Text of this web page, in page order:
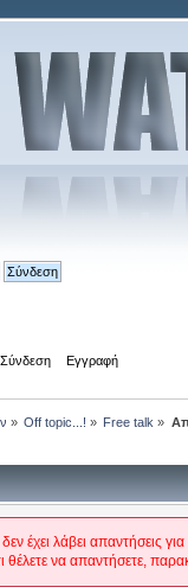
Σύνδεση Εγγραφή
» Off topic...! » Free talk »
έχει λάβει απαντήσεις
θέλετε να απαντήσετε,